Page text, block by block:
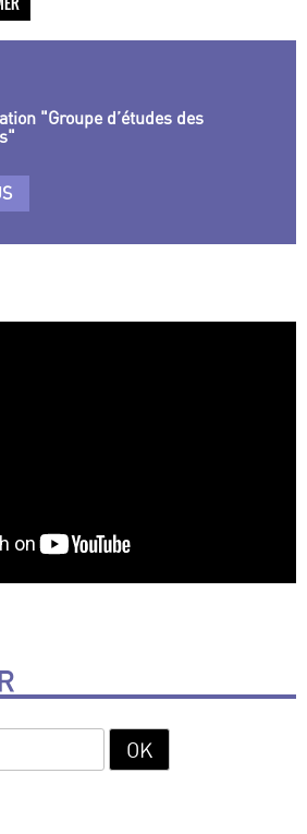
"Groupe d’études des